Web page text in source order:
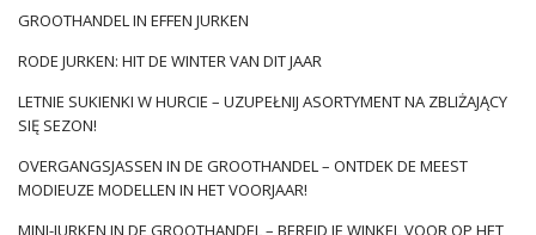
meerdere lagen doorschijnende materialen. Lichtheid werd
buffetten. Modellen waren meestal wijd uitlopend. Vandaag
de dag blijven deze trends van toepassing. Wat het patroon
betreft, het kunnen zowel kleine stippen als grote erwten zijn,
van grote afstand …
GROOTHANDEL IN EFFEN JURKEN
RODE JURKEN: HIT DE WINTER VAN DIT JAAR
LETNIE SUKIENKI W HURCIE – UZUPEŁNIJ ASORTYMENT NA ZBLIŻAJĄCY
SIĘ SEZON!
OVERGANGSJASSEN IN DE GROOTHANDEL – ONTDEK DE MEEST
MODIEUZE MODELLEN IN HET VOORJAAR!
MINI-JURKEN IN DE GROOTHANDEL – BEREID JE WINKEL VOOR OP HET